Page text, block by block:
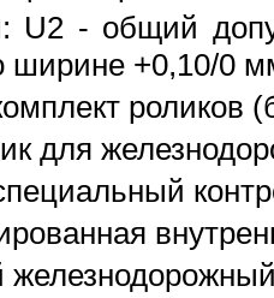
U2 - общий
ширине +0,10/0
роликов
для